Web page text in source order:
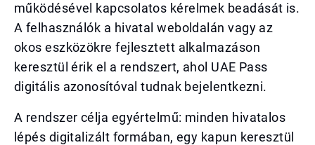
működésével kapcsolatos kérelmek beadását is.
A felhasználók a hivatal weboldalán vagy az
okos eszközökre fejlesztett alkalmazáson
keresztül érik el a rendszert, ahol UAE Pass
digitális azonosítóval tudnak bejelentkezni.
A rendszer célja egyértelmű: minden hivatalos
lépés digitalizált formában, egy kapun keresztül